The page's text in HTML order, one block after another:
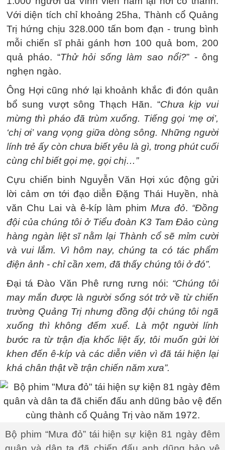
Với diện tích chỉ khoảng 25ha, Thành cổ Quảng
Trị hứng chịu 328.000 tấn bom đạn - trung bình
mỗi chiến sĩ phải gánh hơn 100 quả bom, 200
quả pháo. “Thử hỏi sống làm sao nổi?” - ông
nghẹn ngào.
Ông Hợi cũng nhớ lại khoảnh khắc đi đón quân
bổ sung vượt sông Thạch Hãn. “Chưa kịp vui
mừng thì pháo đã trùm xuống. Tiếng gọi ‘mẹ ơi’,
‘chị ơi’ vang vọng giữa dòng sông. Những người
lính trẻ ấy còn chưa biết yêu là gì, trong phút cuối
cùng chỉ biết gọi mẹ, gọi chị…”
Cựu chiến binh Nguyễn Văn Hợi xúc động gửi
lời cảm ơn tới đạo diễn Đặng Thái Huyền, nhà
văn Chu Lai và ê-kíp làm phim Mưa đỏ. “Đồng
đội của chúng tôi ở Tiểu đoàn K3 Tam Đảo cùng
hàng ngàn liệt sĩ nằm lại Thành cổ sẽ mỉm cười
và vui lắm. Vì hôm nay, chúng ta có tác phẩm
điện ảnh - chỉ cần xem, đã thấy chúng tôi ở đó”.
Đại tá Đào Văn Phê rưng rưng nói: “Chúng tôi
may mắn được là người sống sót trở về từ chiến
trường Quảng Trị nhưng đồng đội chúng tôi ngã
xuống thì không đếm xuể. Là một người lính
bước ra từ trận địa khốc liệt ấy, tôi muốn gửi lời
khen đến ê-kíp và các diễn viên vì đã tái hiện lại
khá chân thật về trận chiến năm xưa”.
Bộ phim “Mưa đỏ” tái hiện sự kiện 81 ngày đêm